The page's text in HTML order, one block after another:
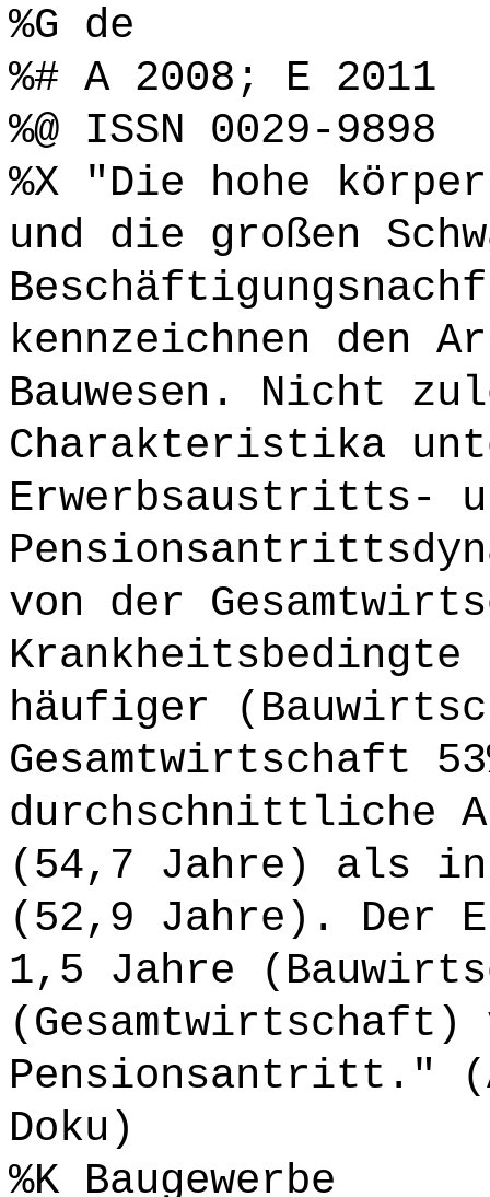
%G de
%# A 2008; E 2011
%@ ISSN 0029-9898
%X "Die hohe
und die großen
kennzeichnen den
Bauwesen. Nicht
Charakteristika
Erwerbsaustritts-
von der
Krankheitsbedingte
häufiger
Gesamtwirtschaft
durchschnittliche
(54,7 Jahre) als in
(52,9 Jahre). Der
1,5 Jahre
(Gesamtwirtschaft)
Pensionsantritt."
Doku)
%K Baugewerbe